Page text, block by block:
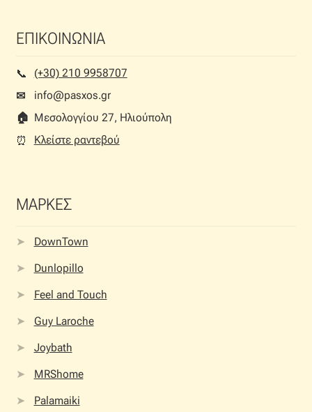
ΕΠΙΚΟΙΝΩΝΙΑ
📞︎
(+30) 210 9958707
✉
info@pasxos.gr
🏠︎ Μεσολογγίου 27, Ηλιούπολη
⏰︎
Κλείστε ραντεβού
ΜΑΡΚΕΣ
DownTown
Dunlopillo
Feel and Touch
Guy Laroche
Joybath
MRShome
Palamaiki